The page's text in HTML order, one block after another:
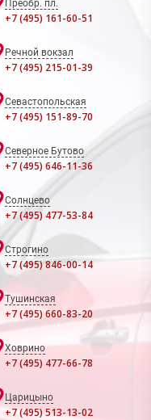
Преобр. пл.
+7 (495) 161-60-51
Речной вокзал
+7 (495) 215-01-39
Севастопольская
+7 (495) 151-89-70
Северное Бутово
+7 (495) 646-11-36
Солнцево
+7 (495) 477-53-84
Строгино
+7 (495) 846-00-14
Тушинская
+7 (495) 660-83-20
Ховрино
+7 (495) 477-66-78
Царицыно
+7 (495) 513-13-02